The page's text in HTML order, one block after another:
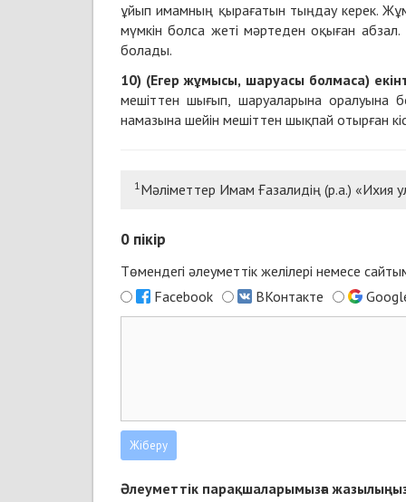
ұйып имамның қырағатын тыңдау керек.
мүмкін болса жеті мәртеден оқыған
болады.
10) (Егер жұмысы, шаруасы болмаса)
мешіттен шығып, шаруаларына оралуына
намазына шейін мешіттен шықпай отырған
1Мәліметтер Имам Ғазалидің (р.а.)
0 пікір
Төмендегі әлеуметтік желілері немесе
Facebook
ВКонтакте
Әлеуметтік парақшаларымызға